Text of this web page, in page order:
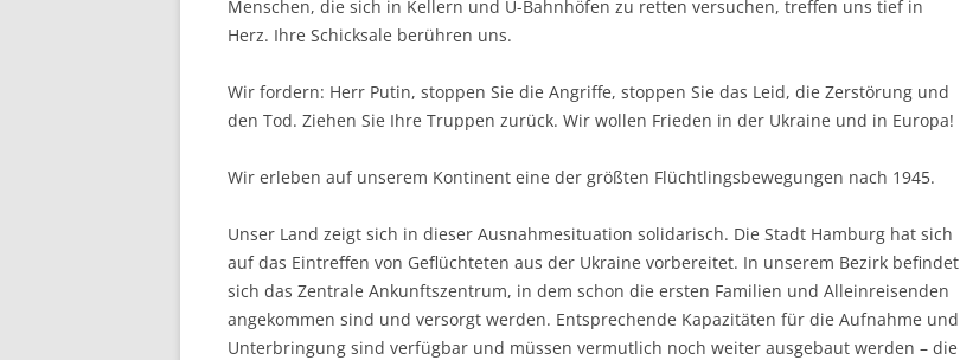
Menschen, die sich in Kellern und U-Bahnhöfen zu retten versuchen, treffen uns tief in
Herz. Ihre Schicksale berühren uns.
Wir fordern: Herr Putin, stoppen Sie die Angriffe, stoppen Sie das Leid, die Zerstörung und
den Tod. Ziehen Sie Ihre Truppen zurück. Wir wollen Frieden in der Ukraine und in Europa!
Wir erleben auf unserem Kontinent eine der größten Flüchtlingsbewegungen nach 1945.
Unser Land zeigt sich in dieser Ausnahmesituation solidarisch. Die Stadt Hamburg hat sich
auf das Eintreffen von Geflüchteten aus der Ukraine vorbereitet. In unserem Bezirk befindet
sich das Zentrale Ankunftszentrum, in dem schon die ersten Familien und Alleinreisenden
angekommen sind und versorgt werden. Entsprechende Kapazitäten für die Aufnahme und
Unterbringung sind verfügbar und müssen vermutlich noch weiter ausgebaut werden – die